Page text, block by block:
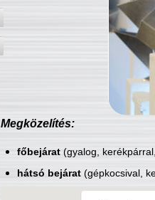
Megközelítés:
főbejárat(gyalog,
hátsó bejárat(gépkocsival,